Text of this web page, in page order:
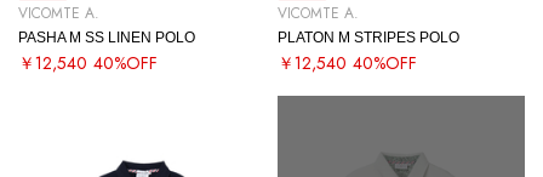
VICOMTE A.
PASHA M SS LINEN POLO
￥12,540 40%OFF
VICOMTE A.
PLATON M STRIPES POLO
￥12,540 40%OFF